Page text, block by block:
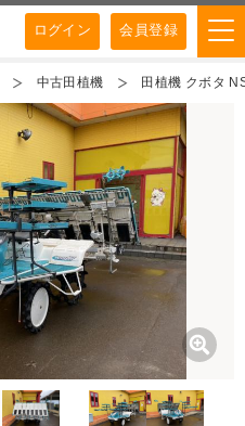
ログイン 会員登録
中古田植機 田植機 クボタ